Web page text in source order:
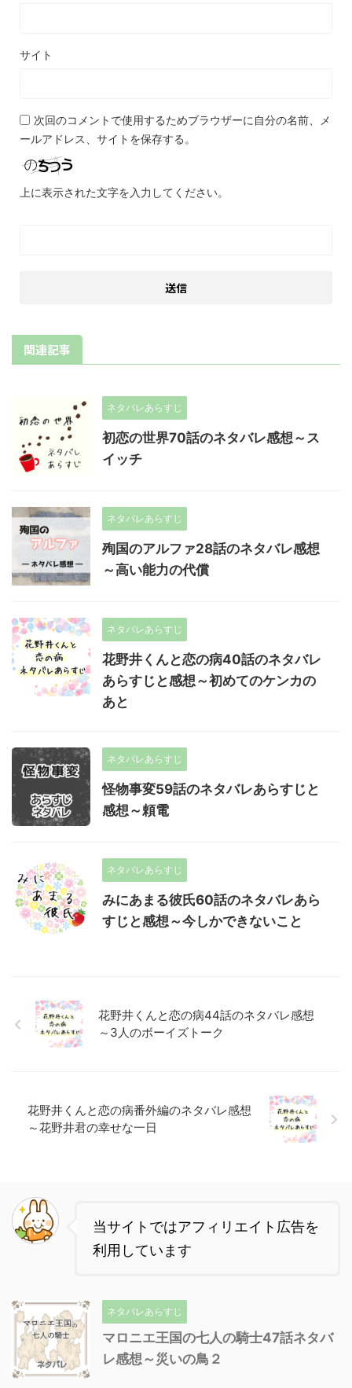
サイト
次回のコメントで使用するためブラウザーに自分の名前、メ
ールアドレス、サイトを保存する。
上に表示された文字を入力してください。
関連記事
ネタバレあらすじ
初恋の世界70話のネタバレ感想～ス
イッチ
ネタバレあらすじ
殉国のアルファ28話のネタバレ感想
～高い能力の代償
ネタバレあらすじ
花野井くんと恋の病40話のネタバレ
あらすじと感想～初めてのケンカの
あと
ネタバレあらすじ
怪物事変59話のネタバレあらすじと
感想～頼電
ネタバレあらすじ
みにあまる彼氏60話のネタバレあら
すじと感想～今しかできないこと
花野井くんと恋の病44話のネタバレ感想
～3人のボーイズトーク
花野井くんと恋の病番外編のネタバレ感想
～花野井君の幸せな一日
当サイトではアフィリエイト広告を
利用しています
ネタバレあらすじ
マロニエ王国の七人の騎士47話ネタバ
レ感想～災いの鳥２